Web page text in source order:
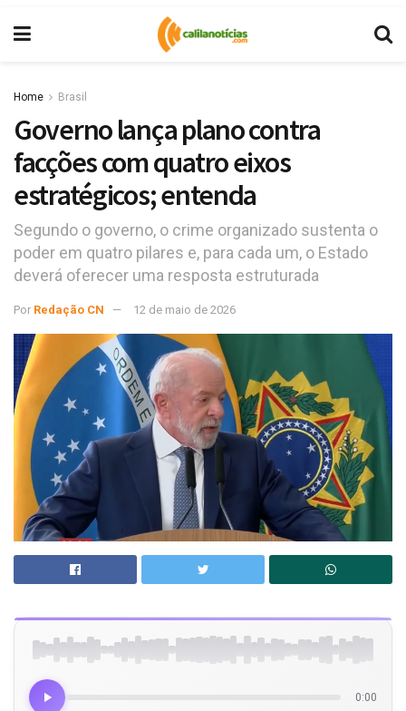
Home Brasil
Governo lança plano contra
facções com quatro eixos
estratégicos; entenda
Segundo o governo, o crime organizado sustenta o
poder em quatro pilares e, para cada um, o Estado
deverá oferecer uma resposta estruturada
Por Redação CN 12 de maio de 2026
0:00